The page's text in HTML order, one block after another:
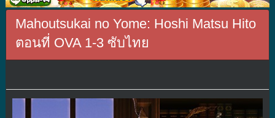
Mahoutsukai no Yome: Hoshi Matsu Hito
ตอนที่ OVA 1-3 ซับไทย